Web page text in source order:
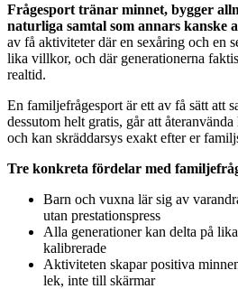
Frågesport tränar minnet, bygger
naturliga samtal som annars kanske
av få aktiviteter där en sexåring och en
lika villkor, och där generationerna
realtid.
En familjefrågesport är ett av få sätt att
dessutom helt gratis, går att
och kan skräddarsys exakt efter er
Tre konkreta fördelar med
Barn och vuxna lär sig av
utan prestationspress
Alla generationer kan delta på
kalibrerade
Aktiviteten skapar positiva
lek, inte till skärmar